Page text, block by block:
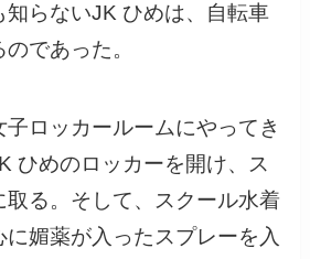
知らないJK ひめは、自転車
であった。
ロッカールームにやってき
ひめのロッカーを開け、ス
取る。そして、スクール水着
媚薬が入ったスプレーを入